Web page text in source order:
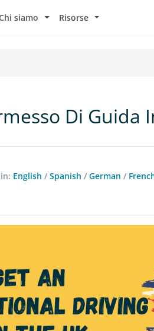
siamo Risorse
Di Guida
English / Spanish / German /